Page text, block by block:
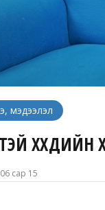
мэдээлэл
сар 15